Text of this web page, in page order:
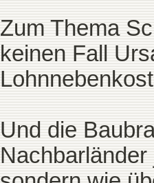
Zum Thema
keinen Fall
Und die